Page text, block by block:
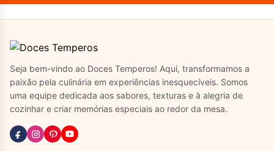
Seja bem-vindo ao Doces Temperos! Aqui, transformamos a
paixão pela culinária em experiências inesquecíveis. Somos
uma equipe dedicada aos sabores, texturas e à alegria de
cozinhar e criar memórias especiais ao redor da mesa.